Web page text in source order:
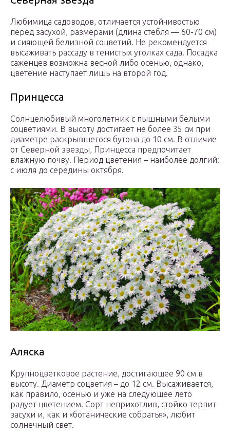
Любимица садоводов, отличается устойчивостью
перед засухой, размерами (длина стебля — 60-70 см)
и сияющей белизной соцветий. Не рекомендуется
высаживать рассаду в тенистых уголках сада. Посадка
саженцев возможна весной либо осенью, однако,
цветение наступает лишь на второй год.
Принцесса
Солнцелюбивый многолетник с пышными белыми
соцветиями. В высоту достигает не более 35 см при
диаметре раскрывшегося бутона до 10 см. В отличие
от Северной звезды, Принцесса предпочитает
влажную почву. Период цветения – наиболее долгий:
с июля до середины октября.
Аляска
Крупноцветковое растение, достигающее 90 см в
высоту. Диаметр соцветия – до 12 см. Высаживается,
как правило, осенью и уже на следующее лето
радует цветением. Сорт неприхотлив, стойко терпит
засухи и, как и «ботанические собратья», любит
солнечный свет.